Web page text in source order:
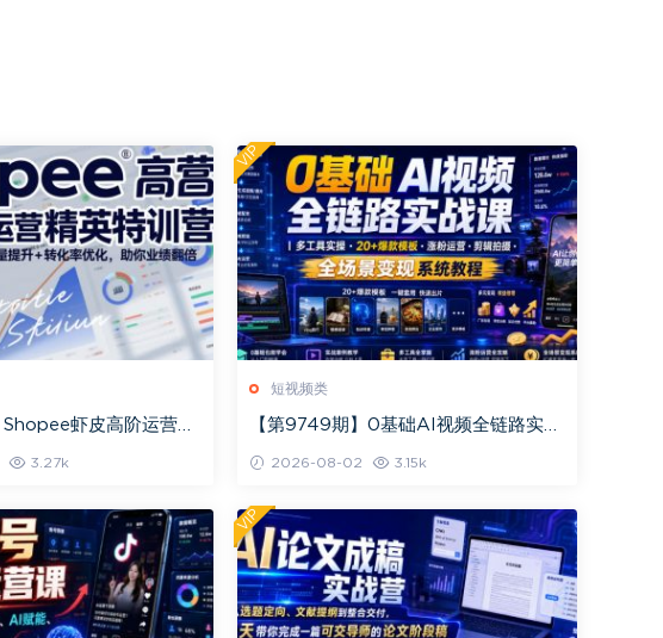
虾皮高阶运营精
3.27k
短视频类
【第9749期】0基础AI视频全链路实战
营?剪辑
2026-08-02 3.15k
VIP
VIP